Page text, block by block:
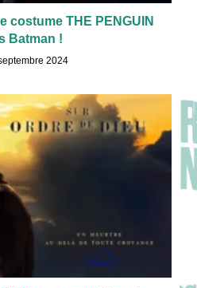
costume THE PENGUIN
Batman !
2024